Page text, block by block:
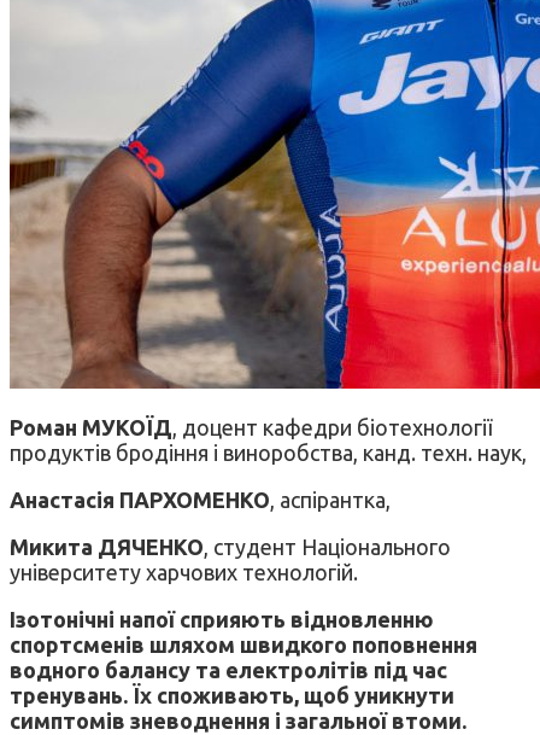
Роман МУКОЇД , доцент кафедри біотехнології
продуктів бродіння і виноробства, канд. техн. наук,
Анастасія ПАРХОМЕНКО , аспірантка,
Микита ДЯЧЕНКО , студент Національного
університету харчових технологій.
Ізотонічні напої сприяють відновленню
спортсменів шляхом швидкого поповнення
водного балансу та електролітів під час
тренувань. Їх споживають, щоб уникнути
симптомів зневоднення і загальної втоми.